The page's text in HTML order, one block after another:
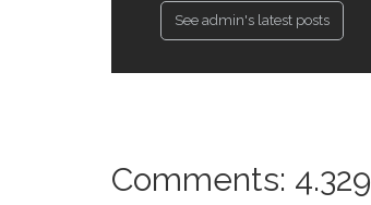
See admin's latest posts
Comments: 4.329